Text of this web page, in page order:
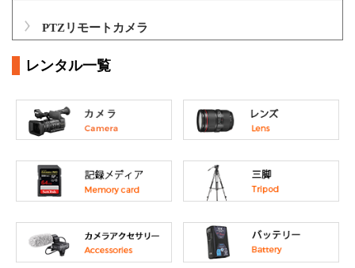
PTZリモートカメラ
レンタル一覧